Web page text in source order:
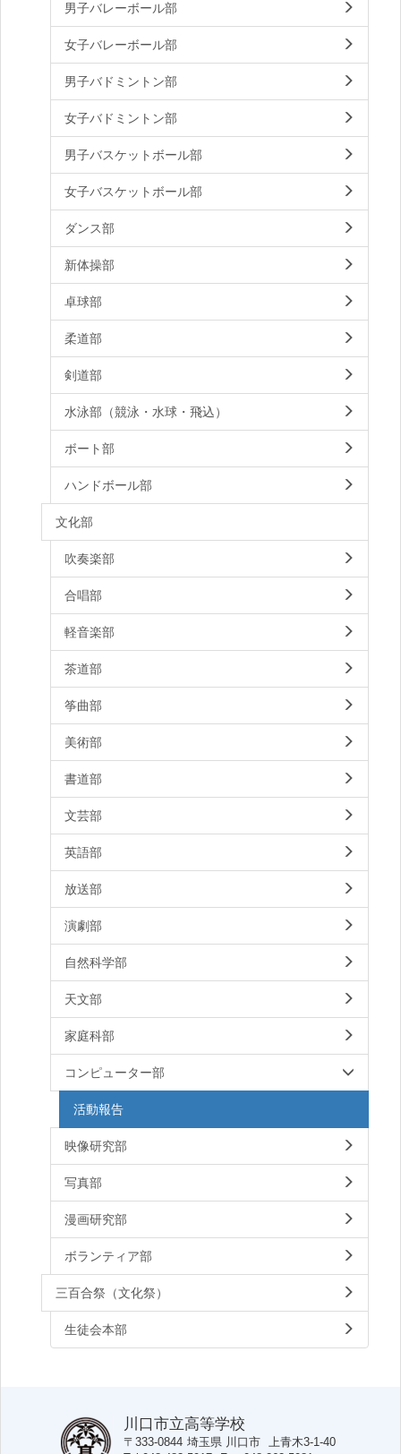
男子バレーボール部
女子バレーボール部
男子バドミントン部
女子バドミントン部
男子バスケットボール部
女子バスケットボール部
ダンス部
新体操部
卓球部
柔道部
剣道部
水泳部（競泳・水球・飛込）
ボート部
ハンドボール部
文化部
吹奏楽部
合唱部
軽音楽部
茶道部
筝曲部
美術部
書道部
文芸部
英語部
放送部
演劇部
自然科学部
天文部
家庭科部
コンピューター部
活動報告
映像研究部
写真部
漫画研究部
ボランティア部
三百合祭（文化祭）
生徒会本部
川口市立高等学校
〒333-0844 埼玉県 川口市 上青木3-1-40